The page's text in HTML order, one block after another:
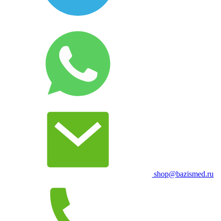
shop@bazismed.ru